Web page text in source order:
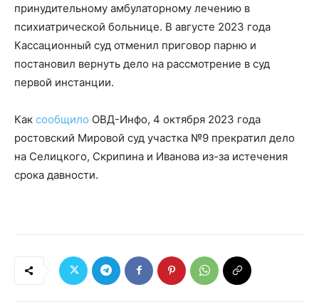
принудительному амбулаторному лечению в
психиатрической больнице. В августе 2023 года
Кассационный суд отменил приговор парню и
постановил вернуть дело на рассмотрение в суд
первой инстанции.
Как сообщило ОВД-Инфо, 4 октября 2023 года
ростовский Мировой суд участка №9 прекратил дело
на Селицкого, Скрипина и Иванова из-за истечения
срока давности.